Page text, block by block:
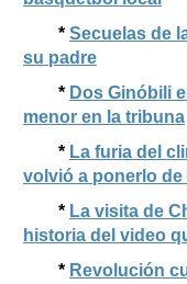
* Secuelas de
su padre
* Dos Ginóbili
menor en la tribuna
* La furia del
volvió a ponerlo de
* La visita de
historia del video
* Revolución